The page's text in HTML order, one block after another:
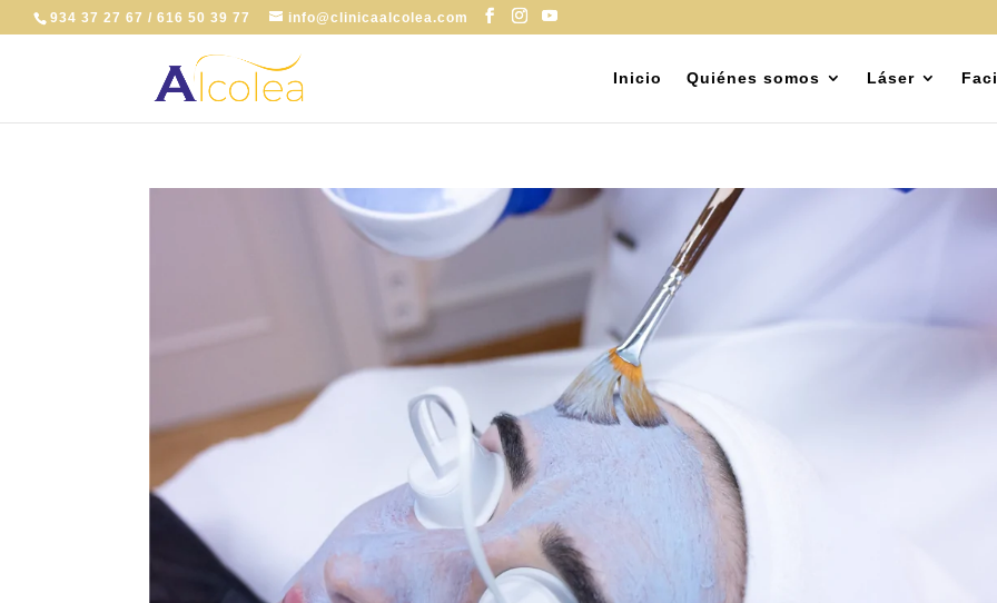
934 37 27 67 / 616 50 39 77 info@clinicaalcolea.com
Inicio Quiénes somos Láser